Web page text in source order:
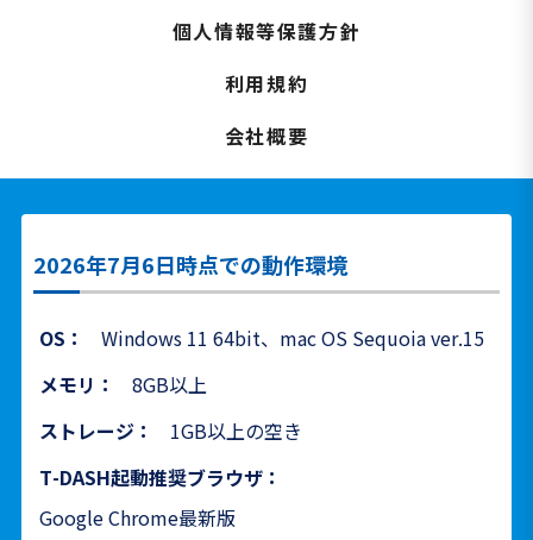
個人情報等保護方針
利用規約
会社概要
2026年7月6日時点での動作環境
OS：
Windows 11 64bit、mac OS Sequoia ver.15
メモリ：
8GB以上
ストレージ：
1GB以上の空き
T-DASH起動推奨ブラウザ：
Google Chrome最新版